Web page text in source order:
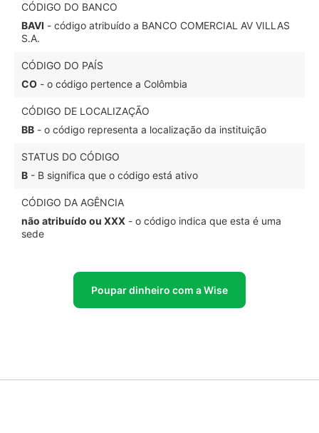
CÓDIGO DO BANCO
BAVI - código atribuído a BANCO COMERCIAL AV VILLAS
S.A.
CÓDIGO DO PAÍS
CO - o código pertence a Colômbia
CÓDIGO DE LOCALIZAÇÃO
BB - o código representa a localização da instituição
STATUS DO CÓDIGO
B - B significa que o código está ativo
CÓDIGO DA AGÊNCIA
não atribuído ou XXX - o código indica que esta é uma
sede
Poupar dinheiro com a Wise